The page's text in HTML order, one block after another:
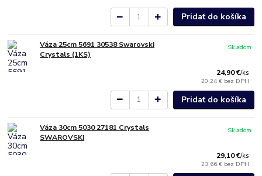
Pridať do košíka
Váza 25cm 5691 30538 Swarovski
Crystals (1KS)
24,90 €/ks
20,24 € bez DPH
Skladom
Pridať do košíka
Váza 30cm 5030 27181 Crystals
SWAROVSKI
29,10 €/ks
23,66 € bez DPH
Skladom